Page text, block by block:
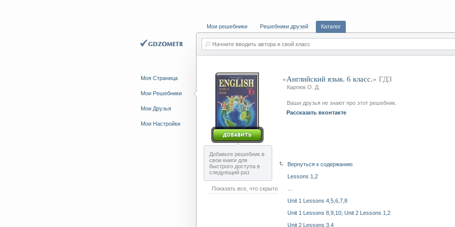
Моя Страница
Мои Решебники
Мои Друзья
Мои Настройки
Мои решебники Решебники друзей Каталог
Начните вводить автора и свой класс
Добавьте решебник в
свои книги для
быстрого доступа в
следующий раз
«Английский язык. 6 класс.» ГДЗ
Карпюк О. Д.
Ваши друзья не знают про этот решебник.
Рассказать вконтакте
Вернуться к содержанию
Lessons 1,2
Показать все, что скрыто
Unit 1 Lessons 4,5,6,7,8
Unit 1 Lessons 8,9,10; Unit 2 Lessons 1,2
Unit 2 Lessons 3,4